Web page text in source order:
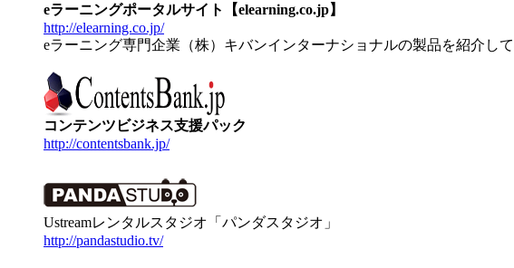
eラーニングポータルサイト【elearning.co.jp】
http://elearning.co.jp/
eラーニング専門企業（株）キバンインターナショナルの製品を紹介して
コンテンツビジネス支援パック
http://contentsbank.jp/
Ustreamレンタルスタジオ「パンダスタジオ」
http://pandastudio.tv/